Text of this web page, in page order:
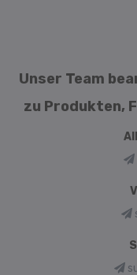
Unser Team
zu Produkten,